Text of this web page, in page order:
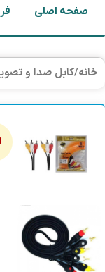
صفحه اصلی
خانه/کابل صدا و